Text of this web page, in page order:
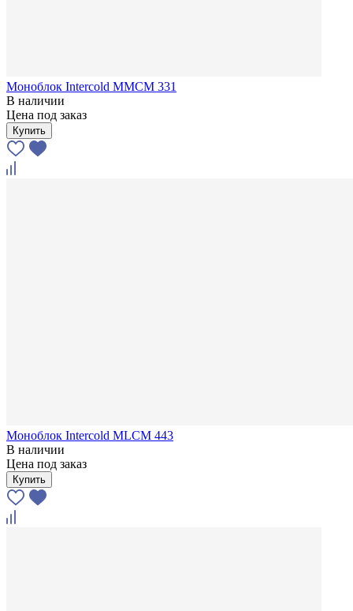
Моноблок Intercold MMCM 331
В наличии
Цена под заказ
Купить
Моноблок Intercold MLCM 443
В наличии
Цена под заказ
Купить